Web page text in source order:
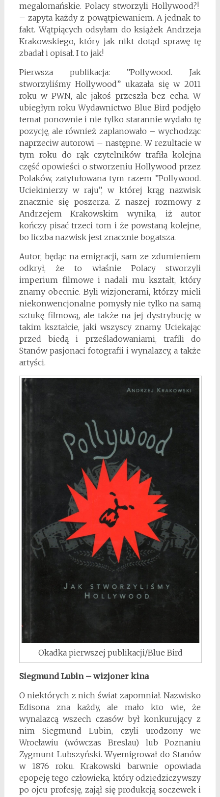
megalomańskie. Polacy stworzyli Hollywood?!
– zapyta każdy z powątpiewaniem. A jednak to
fakt. Wątpiących odsyłam do książek Andrzeja
Krakowskiego, który jak nikt dotąd sprawę tę
zbadał i opisał. I to jak!
Pierwsza publikacja: ”Pollywood. Jak
stworzyliśmy Hollywood” ukazała się w 2011
roku w PWN, ale jakoś przeszła bez echa. W
ubiegłym roku Wydawnictwo Blue Bird podjęło
temat ponownie i nie tylko starannie wydało tę
pozycję, ale również zaplanowało – wychodząc
naprzeciw autorowi – następne. W rezultacie w
tym roku do rąk czytelników trafiła kolejna
część opowieści o stworzeniu Hollywood przez
Polaków, zatytułowana tym razem ”Pollywood.
Uciekinierzy w raju”, w której krąg nazwisk
znacznie się poszerza. Z naszej rozmowy z
Andrzejem Krakowskim wynika, iż autor
kończy pisać trzeci tom i że powstaną kolejne,
bo liczba nazwisk jest znacznie bogatsza.
Autor, będąc na emigracji, sam ze zdumieniem
odkrył, że to właśnie Polacy stworzyli
imperium filmowe i nadali mu kształt, który
znamy obecnie. Byli wizjonerami, którzy mieli
niekonwencjonalne pomysły nie tylko na samą
sztukę filmową, ale także na jej dystrybucję w
takim kształcie, jaki wszyscy znamy. Uciekając
przed biedą i prześladowaniami, trafili do
Stanów pasjonaci fotografii i wynalazcy, a także
artyści.
Okadka pierwszej publikacji/Blue Bird
Siegmund Lubin – wizjoner kina
O niektórych z nich świat zapomniał. Nazwisko
Edisona zna każdy, ale mało kto wie, że
wynalazcą wszech czasów był konkurujący z
nim Siegmund Lubin, czyli urodzony we
Wrocławiu (wówczas Breslau) lub Poznaniu
Zygmunt Lubszyński. Wyemigrował do Stanów
w 1876 roku. Krakowski barwnie opowiada
epopeję tego człowieka, który odziedziczywszy
po ojcu profesję, zajął się produkcją soczewek i